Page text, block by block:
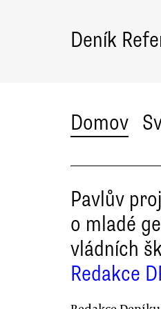
Deník
Domov
Pavlův
o mladé
vládních
Redakce